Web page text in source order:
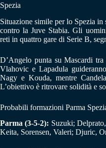
Spezia
Situazione simile per lo Spezia
contro la Juve Stabia. Gli
reti in quattro gare di Serie B,
D’Angelo punta su Mascardi
Vlahovic e Lapadula
Nagy e Kouda, mentre
L’obiettivo è ritrovare solidità e
Probabili formazioni Parma
Parma (3-5-2): Suzuki;
Keita, Sorensen, Valeri; Djuric,